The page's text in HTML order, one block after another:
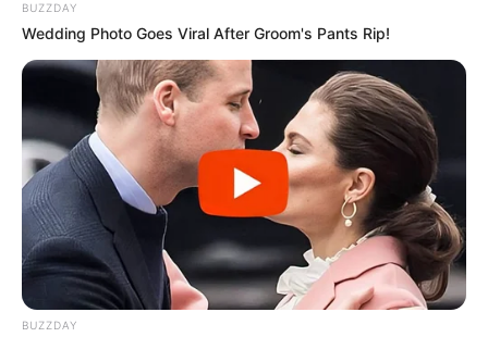
BUZZDAY
Wedding Photo Goes Viral After Groom's Pants Rip!
BUZZDAY